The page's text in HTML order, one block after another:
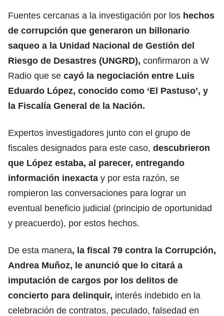
Fuentes cercanas a la investigación por los hechos
de corrupción que generaron un billonario
saqueo a la Unidad Nacional de Gestión del
Riesgo de Desastres (UNGRD), confirmaron a W
Radio que se cayó la negociación entre Luis
Eduardo López, conocido como ‘El Pastuso’, y
la Fiscalía General de la Nación.
Expertos investigadores junto con el grupo de
fiscales designados para este caso, descubrieron
que López estaba, al parecer, entregando
información inexacta y por esta razón, se
rompieron las conversaciones para lograr un
eventual beneficio judicial (principio de oportunidad
y preacuerdo), por estos hechos.
De esta manera, la fiscal 79 contra la Corrupción,
Andrea Muñoz, le anunció que lo citará a
imputación de cargos por los delitos de
concierto para delinquir, interés indebido en la
celebración de contratos, peculado, falsedad en